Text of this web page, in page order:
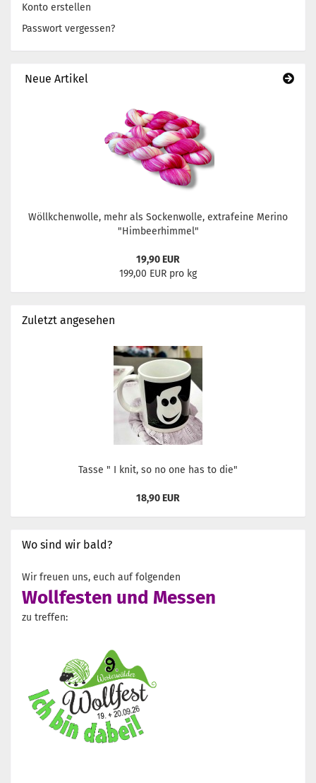
Konto erstellen
Passwort vergessen?
Neue Artikel
Wöllkchenwolle, mehr als Sockenwolle, extrafeine Merino
"Himbeerhimmel"
19,90 EUR
199,00 EUR pro kg
Zuletzt angesehen
Tasse " I knit, so no one has to die"
18,90 EUR
Wo sind wir bald?
Wir freuen uns, euch auf folgenden
Wollfesten und Messen
zu treffen: